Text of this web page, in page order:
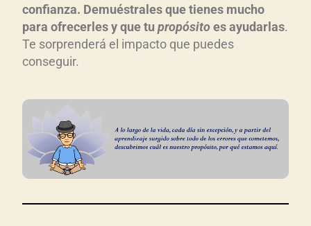
confianza. Demuéstrales que tienes mucho
para ofrecerles y que tu propósitoes ayudarlas.
Te sorprenderá el impacto que puedes
conseguir.